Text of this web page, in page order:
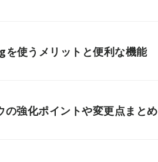
使うメリットと便利な機能
強化ポイントや変更点まとめ